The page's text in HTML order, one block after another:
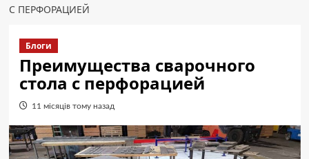
С ПЕРФОРАЦИЕЙ
Блоги
Преимущества сварочного
стола с перфорацией
11 місяців тому назад